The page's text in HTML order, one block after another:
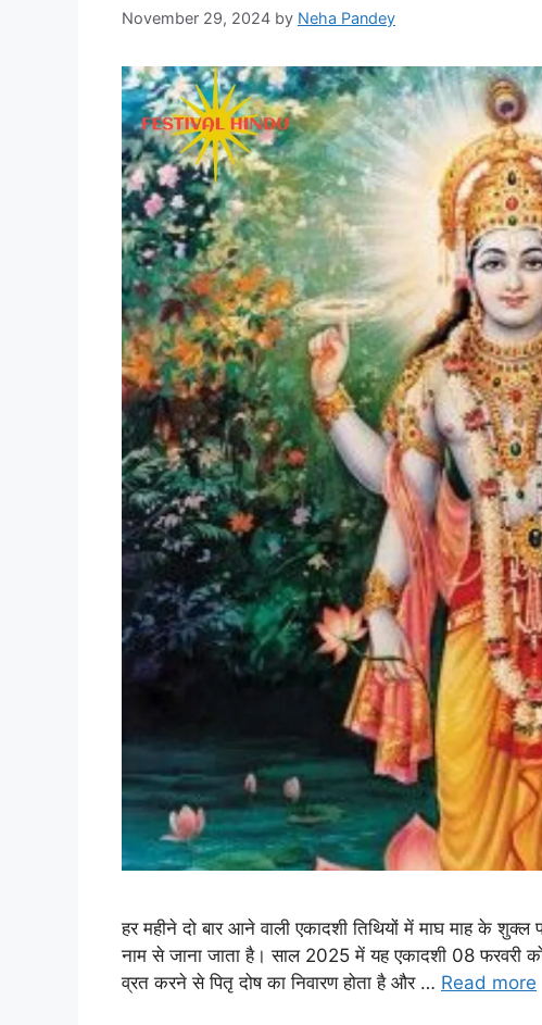
November 29, 2024 by Neha Pandey
हर महीने दो बार आने वाली एकादशी तिथियों में माघ माह के
नाम से जाना जाता है। साल 2025 में यह एकादशी 08 फरवरी
व्रत करने से पितृ दोष का निवारण होता है और … Read more